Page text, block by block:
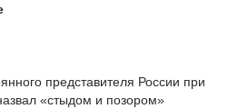
представителя России при
«стыдом и позором»